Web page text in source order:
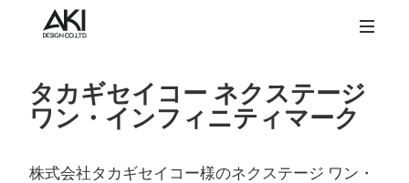
タカギセイコー ネクステージ
ワン・インフィニティマーク
株式会社タカギセイコー様のネクステージ ワン・